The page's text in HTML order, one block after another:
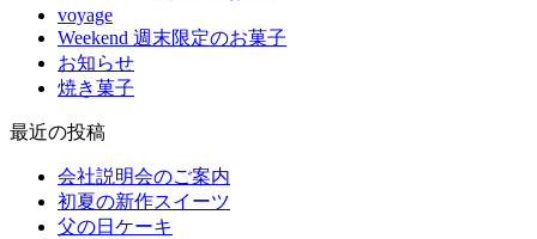
voyage
Weekend 週末限定のお菓子
お知らせ
焼き菓子
最近の投稿
会社説明会のご案内
初夏の新作スイーツ
父の日ケーキ